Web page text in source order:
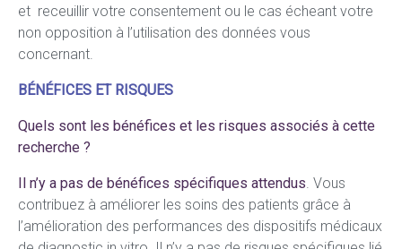
et receuillir votre consentement ou le cas écheant votre
non opposition à l’utilisation des données vous
concernant.
BÉNÉFICES ET RISQUES
Quels sont les bénéfices et les risques associés à cette
recherche ?
Il n’y a pas de bénéfices spécifiques attendus. Vous
contribuez à améliorer les soins des patients grâce à
l’amélioration des performances des dispositifs médicaux